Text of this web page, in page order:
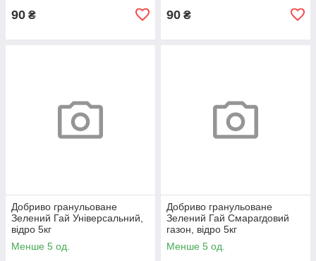
90 ₴ 90 ₴
Добриво гранульоване
Зелений Гай Універсальний,
відро 5кг
Менше 5 од.
Добриво гранульоване
Зелений Гай Смарагдовий
газон, відро 5кг
Менше 5 од.